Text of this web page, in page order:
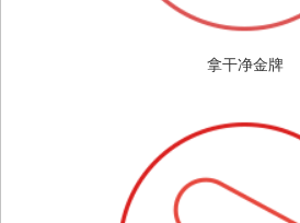
拿干净金牌